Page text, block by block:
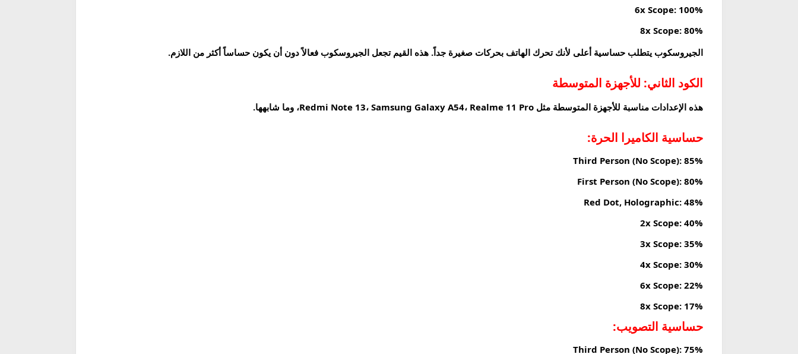
6x Scope: 100%
8x Scope: 80%
الجيروسكوب يتطلب حساسية أعلى لأنك تحرك الهاتف بحركات صغيرة جداً. هذه القيم تجعل الجيروسكوب فعالاً دون أن يكون حساساً أكثر من اللازم.
الكود الثاني: للأجهزة المتوسطة
هذه الإعدادات مناسبة للأجهزة المتوسطة مثل Redmi Note 13، Samsung Galaxy A54، Realme 11 Pro، وما شابهها.
حساسية الكاميرا الحرة:
Third Person (No Scope): 85%
First Person (No Scope): 80%
Red Dot, Holographic: 48%
2x Scope: 40%
3x Scope: 35%
4x Scope: 30%
6x Scope: 22%
8x Scope: 17%
حساسية التصويب:
Third Person (No Scope): 75%